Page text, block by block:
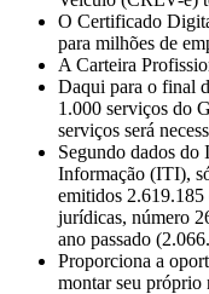
O Certificado
para milhões de
A Carteira
Daqui para o final
1.000 serviços do
serviços será
Segundo dados do
Informação (ITI),
emitidos 2.619.185
jurídicas, número
ano passado
Proporciona a
montar seu próprio